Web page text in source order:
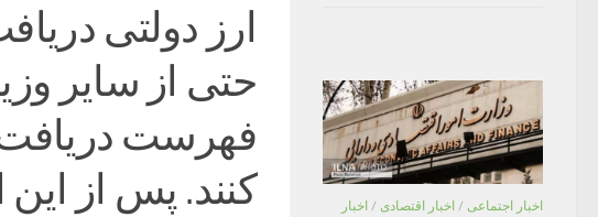
ارز دولتی
حتی از سایر
فهرست
کنند. پس از این
اخبار اجتماعی / اخبار اقتصادی / اخبار